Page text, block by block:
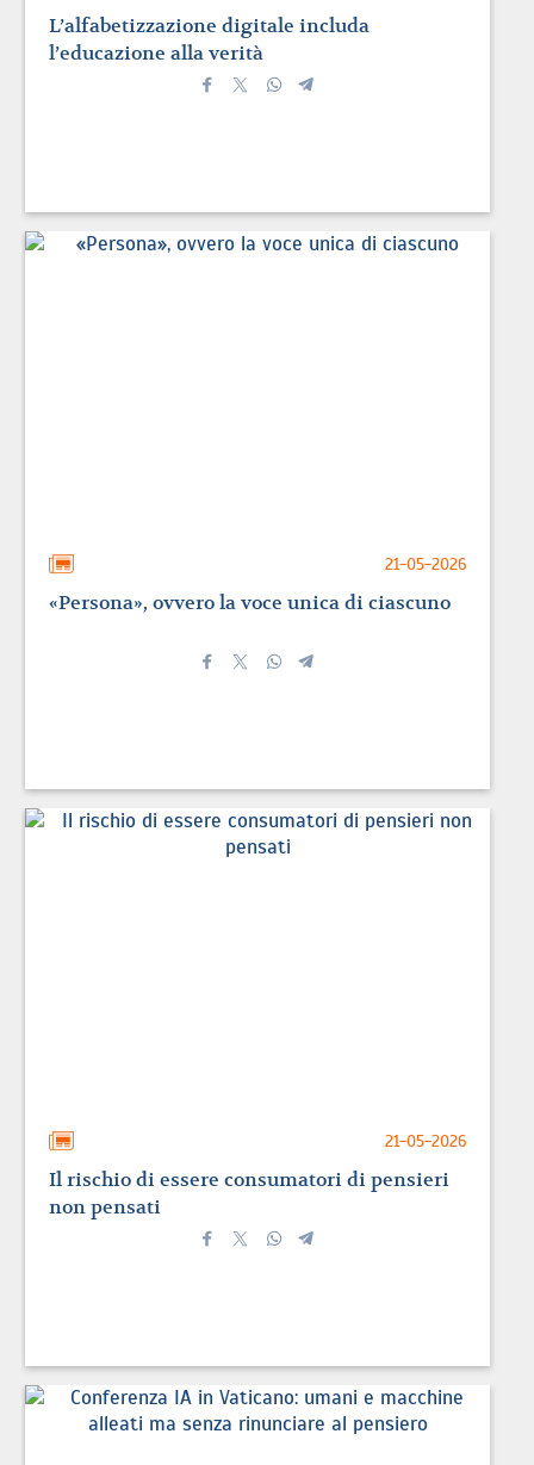
L’alfabetizzazione digitale includa
l’educazione alla verità
21-05-2026
«Persona», ovvero la voce unica di ciascuno
21-05-2026
Il rischio di essere consumatori di pensieri
non pensati